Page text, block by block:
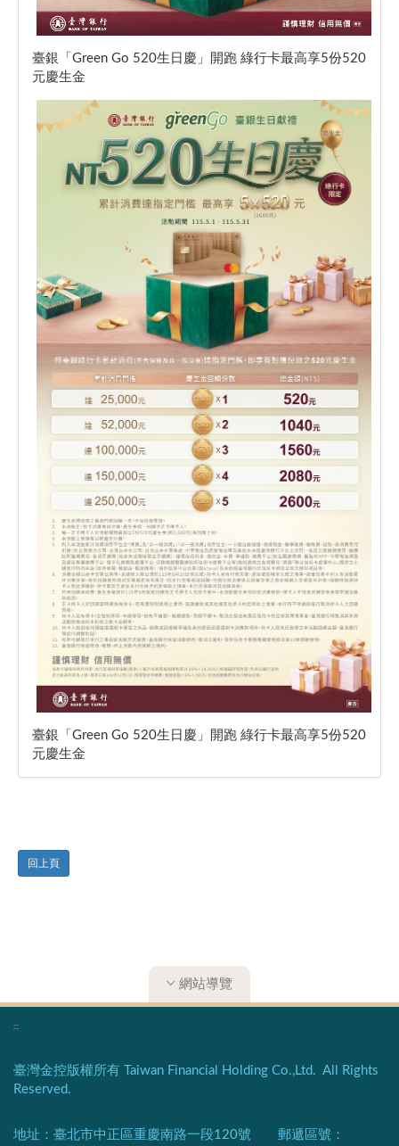
臺銀「Green Go 520生日慶」開跑 綠行卡最高享5份520
元慶生金
臺銀「Green Go 520生日慶」開跑 綠行卡最高享5份520
元慶生金
回上頁
網站導覽
:::
臺灣金控版權所有 Taiwan Financial Holding Co.,Ltd. All Rights
Reserved.
地址：臺北市中正區重慶南路一段120號 郵遞區號：